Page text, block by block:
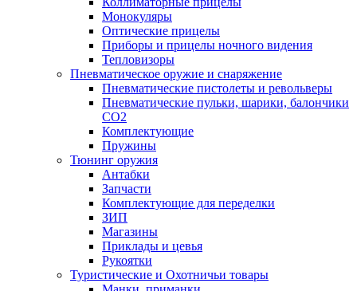
Монокуляры
Оптические прицелы
Приборы и прицелы ночного видения
Тепловизоры
Пневматическое оружие и снаряжение
Пневматические пистолеты и револьверы
Пневматические пульки, шарики, балончики
CO2
Комплектующие
Пружины
Тюнинг оружия
Антабки
Запчасти
Комплектующие для переделки
ЗИП
Магазины
Приклады и цевья
Рукоятки
Туристические и Охотничьи товары